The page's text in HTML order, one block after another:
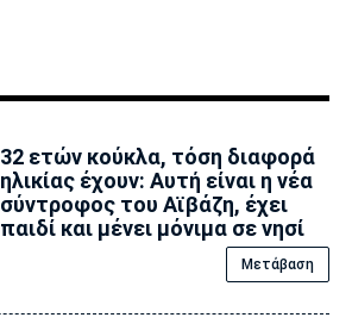
32 ετών κούκλα, τόση διαφορά
ηλικίας έχουν: Αυτή είναι η νέα
σύντροφος του Αϊβάζη, έχει
παιδί και μένει μόνιμα σε νησί
Μετάβαση